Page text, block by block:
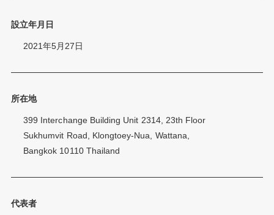
設立年月日
2021年5月27日
所在地
399 Interchange Building Unit 2314, 23th Floor
Sukhumvit Road, Klongtoey-Nua, Wattana,
Bangkok 10110 Thailand
代表者